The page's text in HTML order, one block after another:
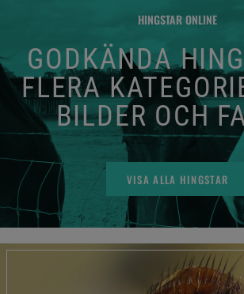
HINGSTAR ONLINE
GODKÄNDA
FLERA
BILDER OCH
VISA ALLA HINGSTAR